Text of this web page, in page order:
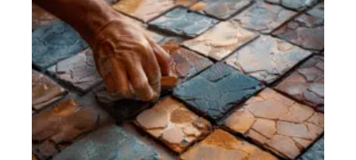
Fabrication de la cire : étapes
et procédés clés
Recherche